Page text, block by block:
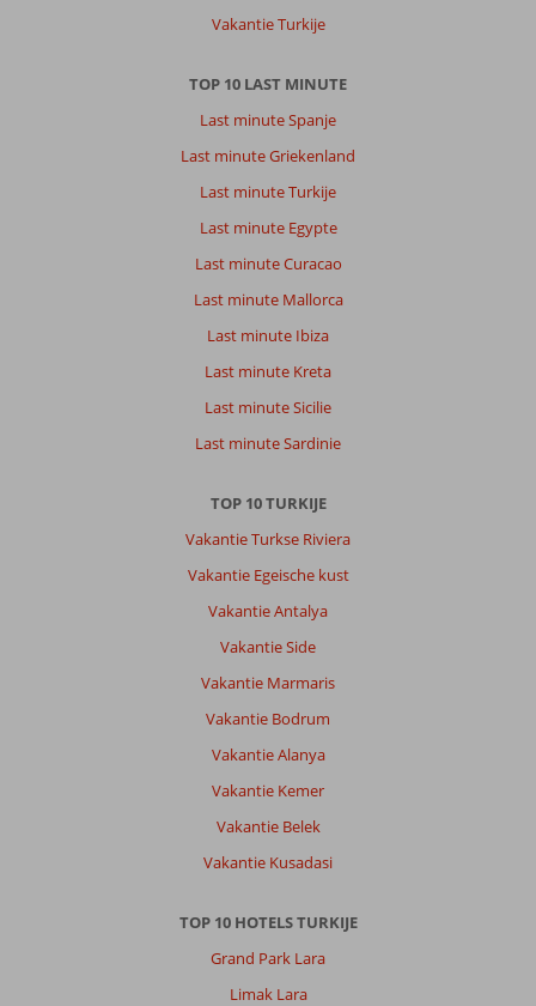
Vakantie Turkije
TOP 10 LAST MINUTE
Last minute Spanje
Last minute Griekenland
Last minute Turkije
Last minute Egypte
Last minute Curacao
Last minute Mallorca
Last minute Ibiza
Last minute Kreta
Last minute Sicilie
Last minute Sardinie
TOP 10 TURKIJE
Vakantie Turkse Riviera
Vakantie Egeische kust
Vakantie Antalya
Vakantie Side
Vakantie Marmaris
Vakantie Bodrum
Vakantie Alanya
Vakantie Kemer
Vakantie Belek
Vakantie Kusadasi
TOP 10 HOTELS TURKIJE
Grand Park Lara
Limak Lara